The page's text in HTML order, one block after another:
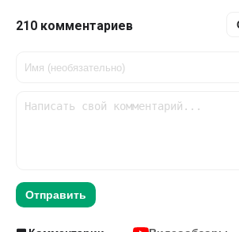
210 комментариев
Отправить